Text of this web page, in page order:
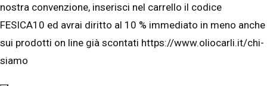
nostra convenzione, inserisci nel carrello il codice
FESICA10 ed avrai diritto al 10 % immediato in meno anche
sui prodotti on line già scontati https://www.oliocarli.it/chi-
siamo